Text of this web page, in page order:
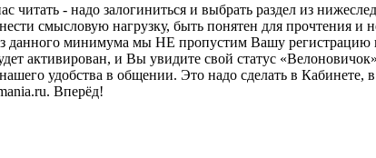
читать - надо залогиниться и выбрать раздел из
смысловую нагрузку, быть понятен для
данного минимума мы НЕ пропустим Вашу
активирован, и Вы увидите свой статус
удобства в общении. Это надо сделать в
Вперёд!